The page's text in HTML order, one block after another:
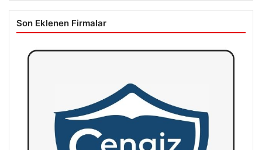
Son Eklenen Firmalar